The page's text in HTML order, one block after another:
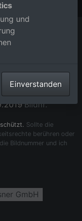
GmbH in
Bildnr.
Sollte die
berühren oder
Bildnummer und ich
GmbH
und
Einverstanden